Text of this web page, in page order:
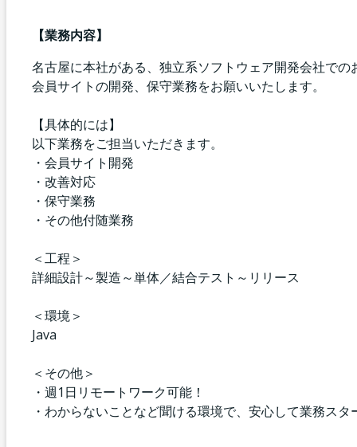
【業務内容】
名古屋に本社がある、独立系ソフトウェア開発会社での
会員サイトの開発、保守業務をお願いいたします。
【具体的には】
以下業務をご担当いただきます。
・会員サイト開発
・改善対応
・保守業務
・その他付随業務
＜工程＞
詳細設計～製造～単体／結合テスト～リリース
＜環境＞
Java
＜その他＞
・週1日リモートワーク可能！
・わからないことなど聞ける環境で、安心して業務スタ